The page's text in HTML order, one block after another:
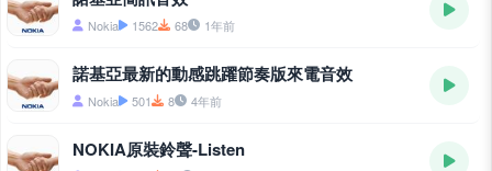
Nokia 1562 68 1年前
諾基亞最新的動感跳躍節奏版來電音效
Nokia 501 8 4年前
NOKIA原裝鈴聲-Listen